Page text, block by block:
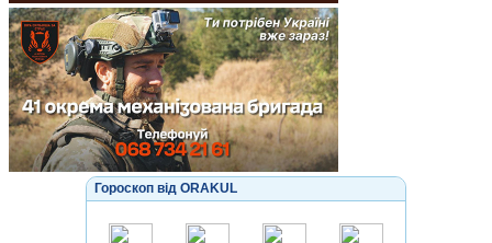
Гороскоп від ORAKUL